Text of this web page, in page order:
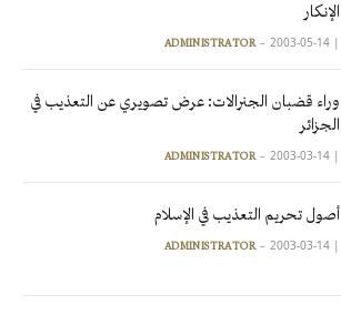
الإنكار
|
ADMINISTRATOR 2003-05-14
وراء قضبان الجنرالات: عرض تصويري عن التعذيب في
الجزائر
|
ADMINISTRATOR 2003-03-14
أصول تحريم التعذيب في الإسلام
|
ADMINISTRATOR 2003-03-14